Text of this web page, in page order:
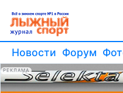
Новости Форум
РЕКЛАМА